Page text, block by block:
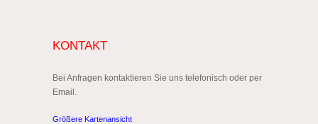
KONTAKT
Bei Anfragen kontaktieren Sie uns telefonisch oder per
Email.
Größere Kartenansicht